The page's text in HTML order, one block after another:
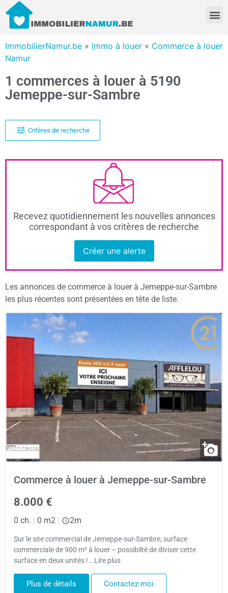
ImmobilierNamur.be » Immo à louer » Commerce à louer
Namur
1 commerces à louer à 5190
Jemeppe-sur-Sambre
Critères de recherche
Recevez quotidiennement les nouvelles annonces
correspondant à vos critères de recherche
Créer une alerte
Les annonces de commerce à louer à Jemeppe-sur-Sambre
les plus récentes sont présentées en tête de liste.
Commerce à louer à Jemeppe-sur-Sambre
8.000 €
0 ch. | 0 m2 | 2m
Sur le site commercial de Jemeppe-sur-Sambre, surface
commerciale de 900 m² à louer – possibilté de diviser cette
surface en deux unités !… Lire plus
Plus de détails Contactez-moi